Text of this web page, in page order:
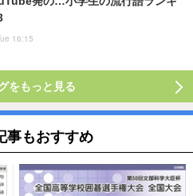
16:15
をもっと見る
事もおすすめ